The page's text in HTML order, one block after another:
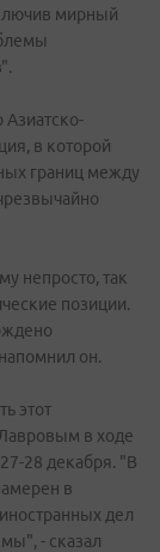
мирный
Азиатско-
в которой
границ между
непросто, так
позиции.
он.
этот
в ходе
28 декабря. "В
в
дел
- сказал